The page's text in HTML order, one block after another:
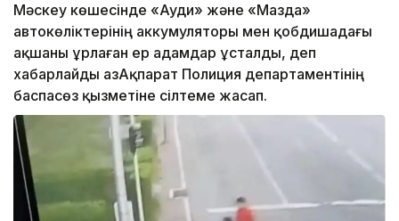
Мәскеу көшесінде «Ауди» және «Мазда»
автокөліктерінің аккумуляторы мен қобдишадағы
ақшаны ұрлаған ер адамдар ұсталды, деп
хабарлайды ҚазАқпарат Полиция департаментінің
баспасөз қызметіне сілтеме жасап.